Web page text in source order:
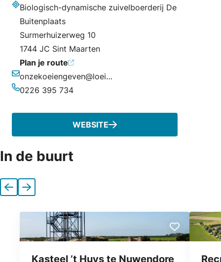
Biologisch-dynamische zuivelboerderij De
Buitenplaats
Surmerhuizerweg 10
1744 JC Sint Maarten
Plan je route
E-mailadres
onzekoeiengeven@loeigoeiezuivel.nl
0226 395 734
WEBSITE
In de buurt
VorigeVolgende
Kasteel ’t Huys te Nuwendore